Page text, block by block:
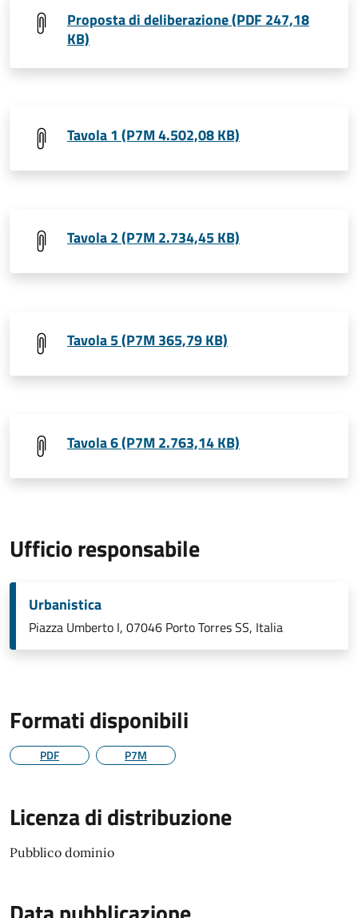
Proposta di deliberazione (PDF 247,18
KB)
Tavola 1 (P7M 4.502,08 KB)
Tavola 2 (P7M 2.734,45 KB)
Tavola 5 (P7M 365,79 KB)
Tavola 6 (P7M 2.763,14 KB)
Ufficio responsabile
Urbanistica
Piazza Umberto I, 07046 Porto Torres SS, Italia
Formati disponibili
PDF P7M
Licenza di distribuzione
Pubblico dominio